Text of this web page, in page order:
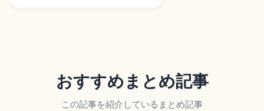
おすすめまとめ記事
この記事を紹介しているまとめ記事